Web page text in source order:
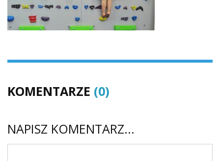
KOMENTARZE (0)
NAPISZ KOMENTARZ...